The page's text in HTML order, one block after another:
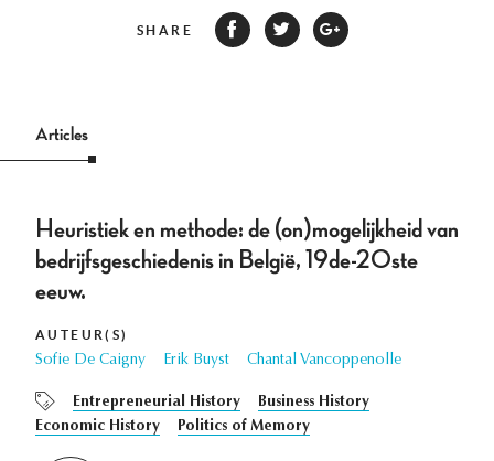
SHARE
Articles
Heuristiek en methode: de (on)mogelijkheid van
bedrijfsgeschiedenis in België, 19de-20ste
eeuw.
AUTEUR(S)
Sofie De Caigny Erik Buyst Chantal Vancoppenolle
Entrepreneurial History
Business History
Economic History
Politics of Memory